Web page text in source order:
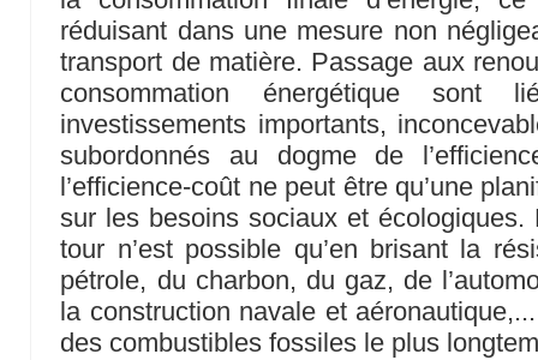
réduisant dans une mesure non
transport de matière. Passage aux
consommation énergétique sont
investissements importants,
subordonnés au dogme de
l’efficience-coût ne peut être qu’une
sur les besoins sociaux et
tour n’est possible qu’en brisant la
pétrole, du charbon, du gaz, de
la construction navale et
des combustibles fossiles le plus